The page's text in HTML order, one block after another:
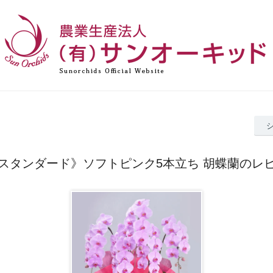
タンダード》ソフトピンク5本立ち 胡蝶蘭のレ